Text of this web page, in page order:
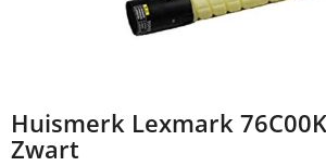
Huismerk Lexmark
Zwart